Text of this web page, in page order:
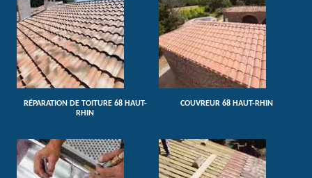
RÉPARATION DE TOITURE 68 HAUT-
RHIN
COUVREUR 68 HAUT-RHIN